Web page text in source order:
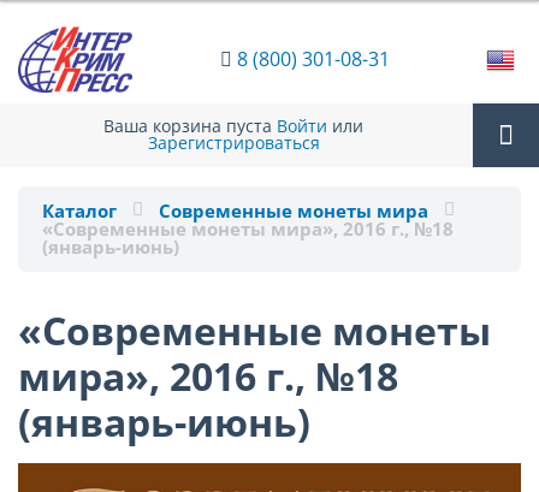
8 (800) 301-08-31
Ваша корзина пуста Войти или
Зарегистрироваться
Каталог Современные монеты мира
«Современные монеты мира», 2016 г., №18
(январь-июнь)
«Современные монеты
мира», 2016 г., №18
(январь-июнь)